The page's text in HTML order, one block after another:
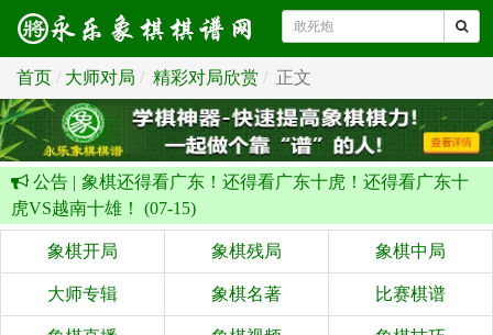
首页 大师对局 精彩对局欣赏 正文
公告 | 象棋还得看广东！还得看广东十虎！还得看广东十
虎VS越南十雄！ (07-15)
象棋开局 象棋残局 象棋中局
大师专辑 象棋名著 比赛棋谱